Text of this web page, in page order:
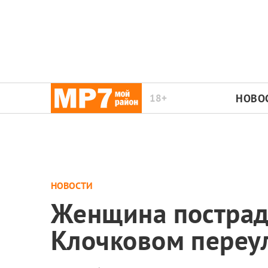
18+
НОВОСТИ
Женщина
Клочковом